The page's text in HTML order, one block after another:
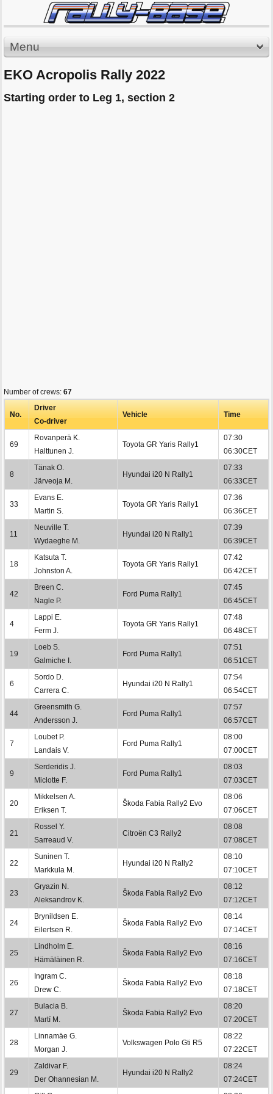
Menu
EKO Acropolis Rally 2022
Starting order to Leg 1, section 2
Number of crews: 67
No.
Driver
Co-driver
Vehicle Time
69
Rovanperä K.
Halttunen J.
Toyota GR Yaris Rally1
07:30
06:30CET
8
Tänak O.
Järveoja M.
Hyundai i20 N Rally1
07:33
06:33CET
33
Evans E.
Martin S.
Toyota GR Yaris Rally1
07:36
06:36CET
11
Neuville T.
Wydaeghe M.
Hyundai i20 N Rally1
07:39
06:39CET
18
Katsuta T.
Johnston A.
Toyota GR Yaris Rally1
07:42
06:42CET
42
Breen C.
Nagle P.
Ford Puma Rally1
07:45
06:45CET
4
Lappi E.
Ferm J.
Toyota GR Yaris Rally1
07:48
06:48CET
19
Loeb S.
Galmiche I.
Ford Puma Rally1
07:51
06:51CET
6
Sordo D.
Carrera C.
Hyundai i20 N Rally1
07:54
06:54CET
44
Greensmith G.
Andersson J.
Ford Puma Rally1
07:57
06:57CET
7
Loubet P.
Landais V.
Ford Puma Rally1
08:00
07:00CET
9
Serderidis J.
Miclotte F.
Ford Puma Rally1
08:03
07:03CET
20
Mikkelsen A.
Eriksen T.
Škoda Fabia Rally2 Evo
08:06
07:06CET
21
Rossel Y.
Sarreaud V.
Citroën C3 Rally2
08:08
07:08CET
22
Suninen T.
Markkula M.
Hyundai i20 N Rally2
08:10
07:10CET
23
Gryazin N.
Aleksandrov K.
Škoda Fabia Rally2 Evo
08:12
07:12CET
24
Brynildsen E.
Eilertsen R.
Škoda Fabia Rally2 Evo
08:14
07:14CET
25
Lindholm E.
Hämäläinen R.
Škoda Fabia Rally2 Evo
08:16
07:16CET
26
Ingram C.
Drew C.
Škoda Fabia Rally2 Evo
08:18
07:18CET
27
Bulacia B.
Martí M.
Škoda Fabia Rally2 Evo
08:20
07:20CET
28
Linnamäe G.
Morgan J.
Volkswagen Polo Gti R5
08:22
07:22CET
29
Zaldivar F.
Der Ohannesian M.
Hyundai i20 N Rally2
08:24
07:24CET